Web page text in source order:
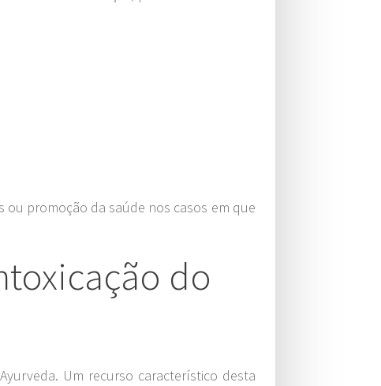
promoção da saúde nos casos em que
do
Um recurso característico desta